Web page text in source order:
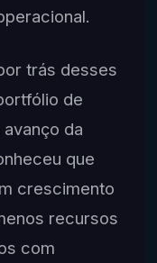
trás desses
de
da
que
crescimento
recursos
com